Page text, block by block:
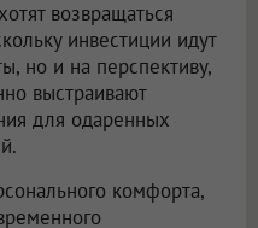
возвращаться
инвестиции идут
но и на перспективу,
выстраивают
для одаренных
комфорта,